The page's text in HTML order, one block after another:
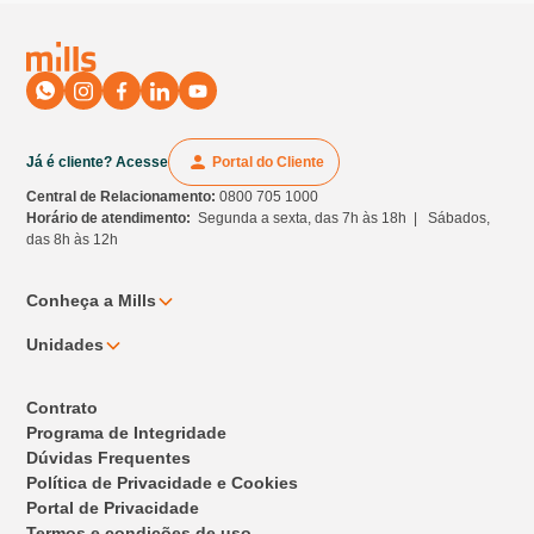
Já é cliente? Acesse Portal do Cliente
Central de Relacionamento:0800 705 1000
Horário de atendimento:Segunda a sexta, das 7h às 18h | Sábados,
das 8h às 12h
Conheça a Mills
Unidades
Contrato
Programa de Integridade
Dúvidas Frequentes
Política de Privacidade e Cookies
Portal de Privacidade